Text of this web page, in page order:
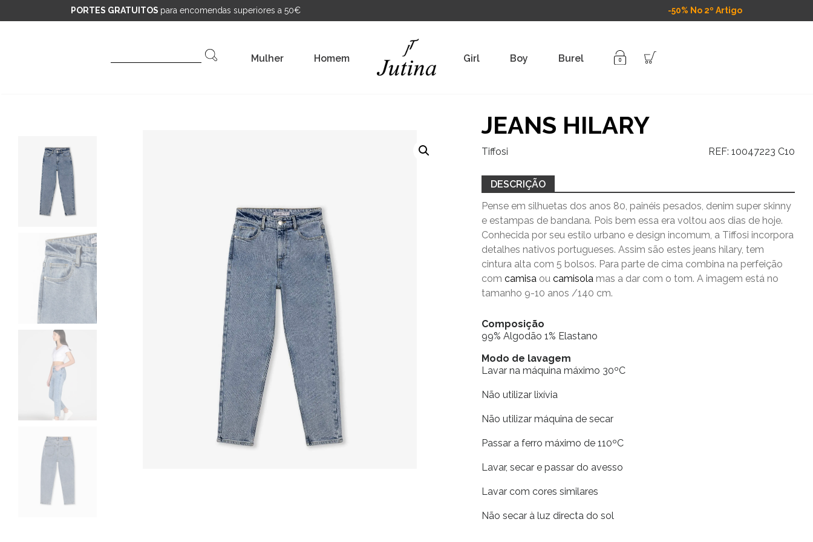
PORTES GRATUITOS para encomendas superiores a 50€ -50% No 2º Artigo
Mulher Homem Girl Boy Burel
JEANS HILARY
Tiffosi REF: 10047223 C10
DESCRIÇÃO
Pense em silhuetas dos anos 80, painéis pesados, denim super skinny
e estampas de bandana. Pois bem essa era voltou aos dias de hoje.
Conhecida por seu estilo urbano e design incomum, a Tiffosi incorpora
detalhes nativos portugueses. Assim são estes jeans hilary, tem
cintura alta com 5 bolsos. Para parte de cima combina na perfeição
comcamisa oucamisola mas a dar com o tom. A imagem está no
tamanho 9-10 anos /140 cm.
Composição
99% Algodão 1% Elastano
Modo de lavagem
Lavar na máquina máximo 30ºC
Não utilizar lixívia
Não utilizar máquina de secar
Passar a ferro máximo de 110ºC
Lavar, secar e passar do avesso
Lavar com cores similares
Não secar à luz directa do sol